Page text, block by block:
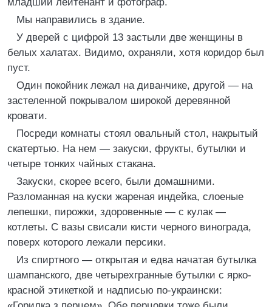
Мы направились в здание.
У дверей с цифрой 13 застыли две женщины в
белых халатах. Видимо, охраняли, хотя коридор был
пуст.
Один покойник лежал на диванчике, другой — на
застеленной покрывалом широкой деревянной
кровати.
Посреди комнаты стоял овальный стол, накрытый
скатертью. На нем — закуски, фрукты, бутылки и
четыре тонких чайных стакана.
Закуски, скорее всего, были домашними.
Разломанная на куски жареная индейка, слоеные
лепешки, пирожки, здоровенные — с кулак —
котлеты. С вазы свисали кисти черного винограда,
поверх которого лежали персики.
Из спиртного — открытая и едва начатая бутылка
шампанского, две четырехгранные бутылки с ярко-
красной этикеткой и надписью по-украински: